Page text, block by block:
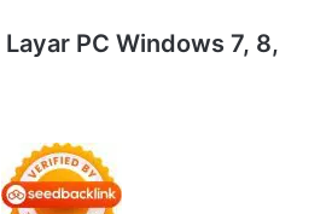
PC Windows 7, 8,